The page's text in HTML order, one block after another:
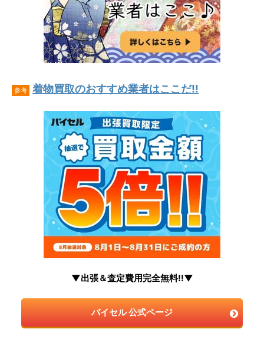
参考 着物買取のおすすめ業者はここだ!!
▼出張＆査定費用完全無料!!▼
バイセル 公式ページ